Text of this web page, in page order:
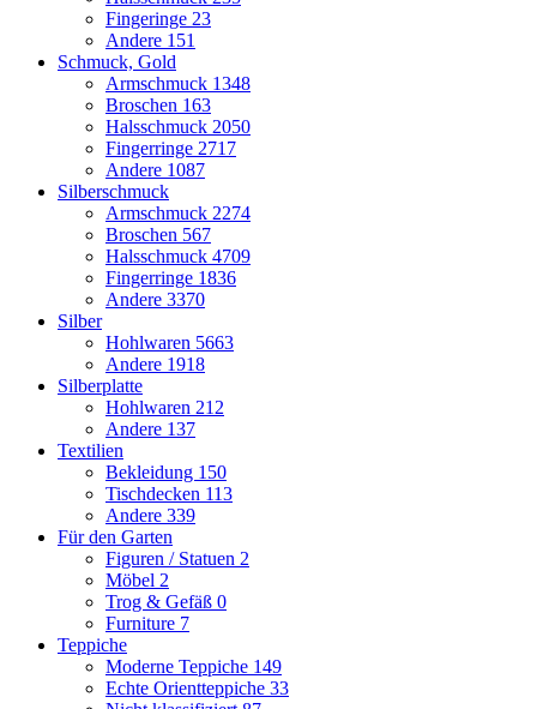
Fingeringe 23
Andere 151
Schmuck, Gold
Armschmuck 1348
Broschen 163
Halsschmuck 2050
Fingerringe 2717
Andere 1087
Silberschmuck
Armschmuck 2274
Broschen 567
Halsschmuck 4709
Fingerringe 1836
Andere 3370
Silber
Hohlwaren 5663
Andere 1918
Silberplatte
Hohlwaren 212
Andere 137
Textilien
Bekleidung 150
Tischdecken 113
Andere 339
Für den Garten
Figuren / Statuen 2
Möbel 2
Trog & Gefäß 0
Furniture 7
Teppiche
Moderne Teppiche 149
Echte Orientteppiche 33